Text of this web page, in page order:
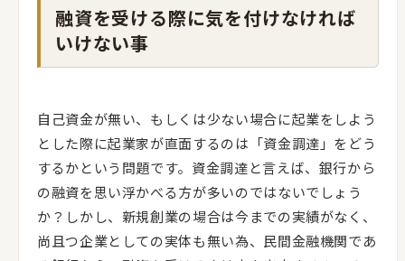
融資を受ける際に気を付けなければ
いけない事
自己資金が無い、もしくは少ない場合に起業をしよう
とした際に起業家が直面するのは「資金調達」をどう
するかという問題です。資金調達と言えば、銀行から
の融資を思い浮かべる方が多いのではないでしょう
か？しかし、新規創業の場合は今までの実績がなく、
尚且つ企業としての実体も無い為、民間金融機関であ